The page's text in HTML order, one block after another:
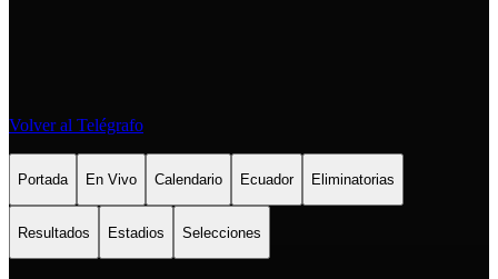
Volver al Telégrafo
Portada En Vivo Calendario Ecuador Eliminatorias
Resultados Estadios Selecciones